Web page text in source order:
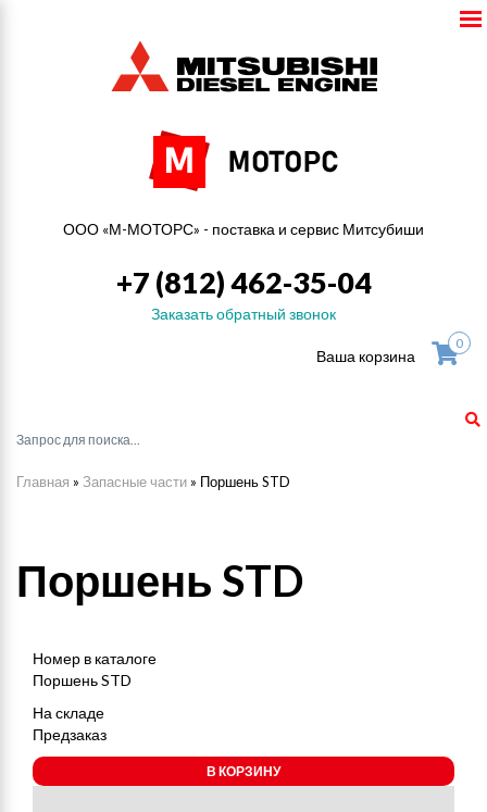
ООО «М-МОТОРС» - поставка и сервис Митсубиши
+7 (812) 462-35-04
Заказать обратный звонок
Ваша корзина
0
Главная » Запасные части » Поршень STD
Поршень STD
Номер в каталоге
Поршень STD
На складе
Предзаказ
В КОРЗИНУ